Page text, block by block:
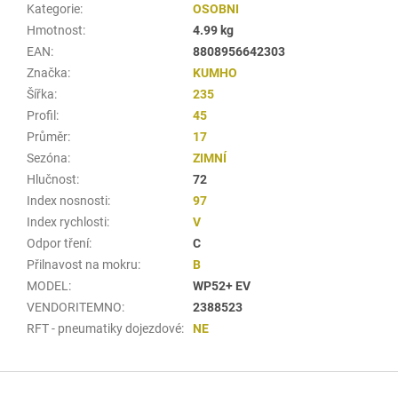
Kategorie:
OSOBNI
Hmotnost:
4.99 kg
EAN:
8808956642303
Značka:
KUMHO
Šířka:
235
Profil :
45
Průměr:
17
Sezóna:
ZIMNÍ
Hlučnost:
72
Index nosnosti:
97
Index rychlosti:
V
Odpor tření:
C
Přilnavost na mokru:
B
MODEL :
WP52+ EV
VENDORITEMNO:
2388523
RFT - pneumatiky dojezdové: NE